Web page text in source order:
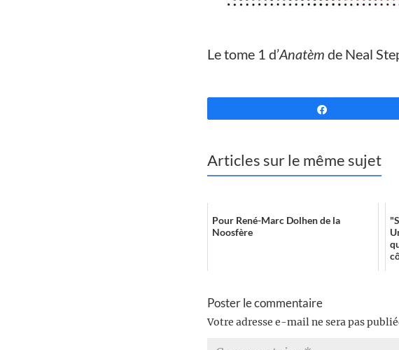
Le tome 1 d’Anatèm de Neal
Articles sur le même sujet
Pour René-Marc Dolhen de la
Noosfère
Poster le commentaire
Votre adresse e-mail ne sera pas